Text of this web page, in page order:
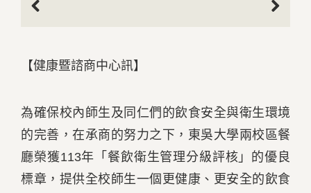
【健康暨諮商中心訊】
為確保校內師生及同仁們的飲食安全與衛生環境
的完善，在承商的努力之下，東吳大學兩校區餐
廳榮獲113年「餐飲衛生管理分級評核」的優良
標章，提供全校師生一個更健康、更安全的飲食